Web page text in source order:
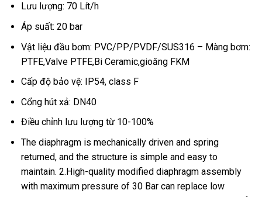
Lưu lượng: 70 Lít/h
Áp suất: 20 bar
Vật liệu đầu bơm: PVC/PP/PVDF/SUS316 – Màng bơm:
PTFE,Valve PTFE,Bi Ceramic,gioăng FKM
Cấp độ bảo vệ: IP54, class F
Cổng hút xả: DN40
Điều chỉnh lưu lượng từ 10-100%
The diaphragm is mechanically driven and spring
returned, and the structure is simple and easy to
maintain. 2.High-quality modified diaphragm assembly
with maximum pressure of 30 Bar can replace low